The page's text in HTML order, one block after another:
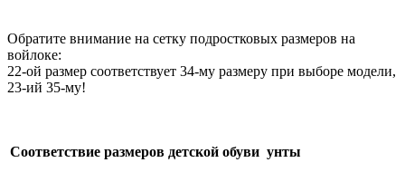
Обратите внимание на сетку подростковых размеров на
войлоке:
22-ой размер соответствует 34-му размеру при выборе модели,
23-ий 35-му!
Соответствие размеров детской обуви унты